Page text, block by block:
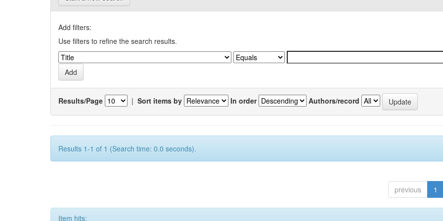
Add filters:
Use filters to refine the search results.
Results/Page | Sort items by In order Authors/record
Results 1-1 of 1 (Search time: 0.0 seconds).
previous 1
Item hits: